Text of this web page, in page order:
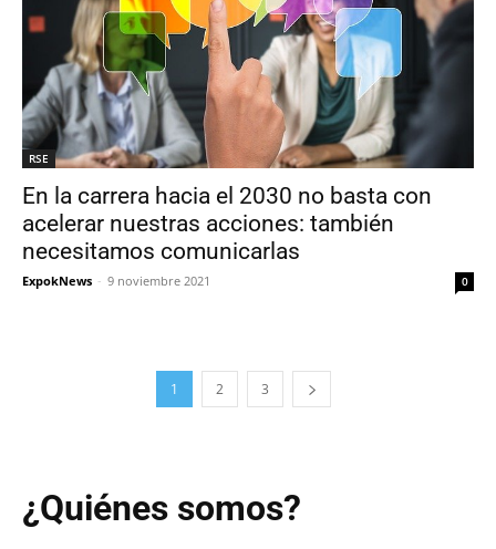
RSE
En la carrera hacia el 2030 no basta con
acelerar nuestras acciones: también
necesitamos comunicarlas
ExpokNews - 9 noviembre 2021 0
1 2 3
¿Quiénes somos?